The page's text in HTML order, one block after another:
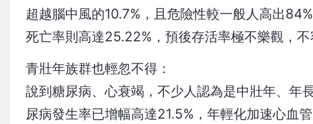
超越腦中風的10.7%，且危險性較一般人高出
死亡率則高達25.22%，預後存活率極不樂觀，不
青壯年族群也輕忽不得：
說到糖尿病、心衰竭，不少人認為是中壯年、
尿病發生率已增幅高達21.5%，年輕化加速心血